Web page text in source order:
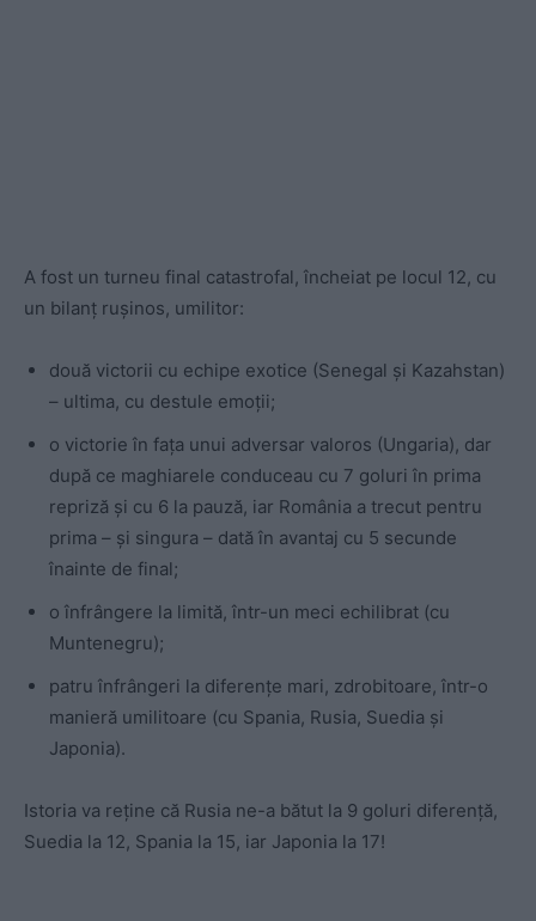
A fost un turneu final catastrofal, încheiat pe locul 12, cu
un bilanț rușinos, umilitor:
două victorii cu echipe exotice (Senegal și Kazahstan)
– ultima, cu destule emoții;
o victorie în fața unui adversar valoros (Ungaria), dar
după ce maghiarele conduceau cu 7 goluri în prima
repriză și cu 6 la pauză, iar România a trecut pentru
prima – și singura – dată în avantaj cu 5 secunde
înainte de final;
o înfrângere la limită, într-un meci echilibrat (cu
Muntenegru);
patru înfrângeri la diferențe mari, zdrobitoare, într-o
manieră umilitoare (cu Spania, Rusia, Suedia și
Japonia).
Istoria va reține că Rusia ne-a bătut la 9 goluri diferență,
Suedia la 12, Spania la 15, iar Japonia la 17!